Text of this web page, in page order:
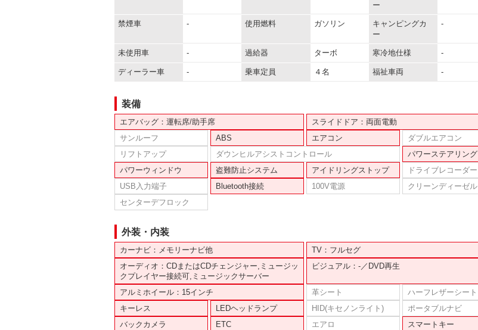
ー
禁煙車 - 使用燃料 ガソリン
キャンピングカ
ー
-
未使用車 - 過給器 ターボ 寒冷地仕様 -
ディーラー車 - 乗車定員 ４名 福祉車両 -
装備
エアバッグ：運転席/助手席
スライドドア：両面電動
サンルーフ
ABS エアコン
ダブルエアコン
リフトアップ
ダウンヒルアシストコントロール
パワーステアリング
パワーウィンドウ
盗難防止システム アイドリングストップ
ドライブレコーダー
USB入力端子
Bluetooth接続 100V電源
クリーンディーゼル
センターデフロック
外装・内装
カーナビ：メモリーナビ他
TV：フルセグ
オーディオ：CDまたはCDチェンジャー,ミュージッ
クプレイヤー接続可,ミュージックサーバー
ビジュアル：-／DVD再生
アルミホイール：15インチ 革シート
ハーフレザーシート
キーレス
LEDヘッドランプ HID(キセノンライト)
ポータブルナビ
バックカメラ
ETC エアロ
スマートキー